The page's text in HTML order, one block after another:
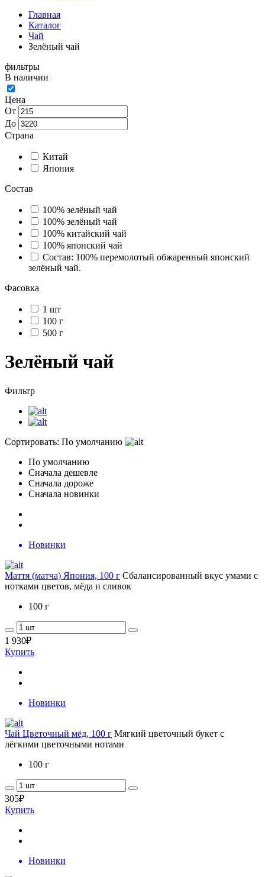
Главная
Каталог
Чай
Зелёный чай
фильтры
В наличии
Цена
От
До
Страна
Китай
Япония
Состав
100% зелёный чай
100% зелёный чай
100% китайский чай
100% японский чай
Состав: 100% перемолотый обжаренный японский
зелёный чай.
Фасовка
1 шт
100 г
500 г
Зелёный чай
Фильтр
Сортировать: По умолчанию
По умолчанию
Сначала дешевле
Сначала дороже
Сначала новинки
Новинки
Маття (матча) Япония, 100 г Сбалансированный вкус умами с
нотками цветов, мёда и сливок
100 г
1 930₽
Купить
Новинки
Чай Цветочный мёд, 100 г Мягкий цветочный букет с
лёгкими цветочными нотами
100 г
305₽
Купить
Новинки